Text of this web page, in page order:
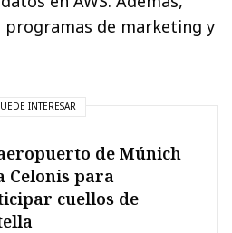
de marketing y
INTERESAR
de Múnich
Celonis para
cuellos de